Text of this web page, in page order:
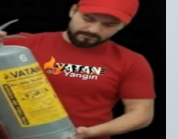
ve Alarm Bakım ve Kontrolleri
Alarm Sistemi Bakımı | Periyodik